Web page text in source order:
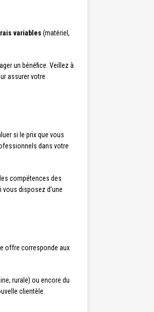
variables (matériel,
un bénéfice. Veillez à
assurer votre
si le prix que vous
dans votre
compétences des
disposez d’une
offre corresponde aux
rurale) ou encore du
clientèle.